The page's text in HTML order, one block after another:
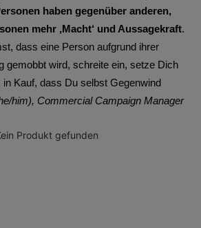
haben gegenüber anderen,
mehr ‚Macht‘ und Aussagekraft.
dass eine Person aufgrund ihrer
gemobbt wird, schreite ein, setze Dich
Kauf, dass Du selbst Gegenwind
him), Commercial Campaign Manager
Produkt gefunden